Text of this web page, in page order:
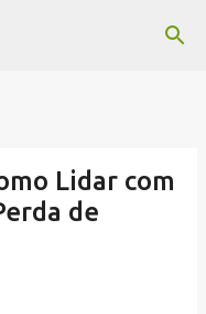
principal
Lidar com
de